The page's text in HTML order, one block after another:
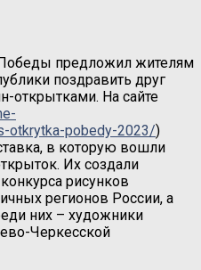
предложил жителям
поздравить друг
открытками. На сайте
otkrytka-pobedy-2023/)
в которую вошли
Их создали
рисунков
регионов России, а
них – художники
Черкесской